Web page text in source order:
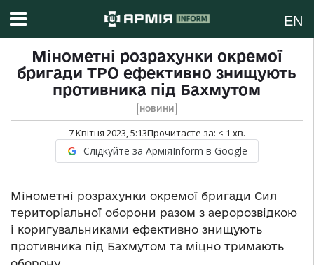
EN
Мінометні розрахунки окремої
бригади ТРО ефективно знищують
противника під Бахмутом
НОВИНИ
7 Квітня 2023, 5:13Прочитаєте за: < 1 хв.
Слідкуйте за АрміяInform в Google
Мінометні розрахунки окремої бригади Сил
територіальної оборони разом з аеророзвідкою
і коригувальниками ефективно знищують
противника під Бахмутом та міцно тримають